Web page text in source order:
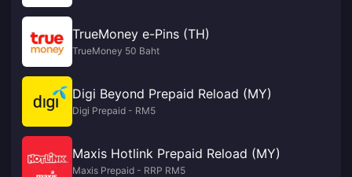
TrueMoney e-Pins (TH)
TrueMoney 50 Baht
Digi Beyond Prepaid Reload (MY)
Digi Prepaid - RM5
Maxis Hotlink Prepaid Reload (MY)
Maxis Prepaid - RRP RM5